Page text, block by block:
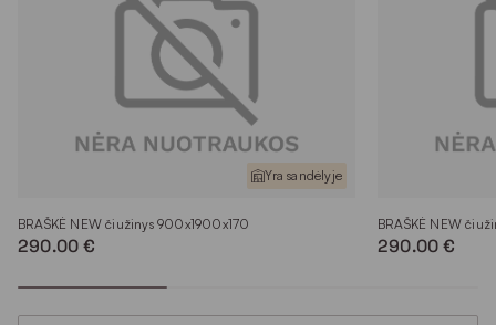
Yra sandėlyje
BRAŠKĖ NEW čiužinys 900x1900x170
290.00 €
BRAŠKĖ NEW
290.00 €